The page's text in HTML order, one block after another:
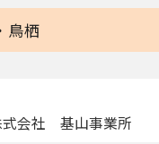
鳥栖
式会社 基山事業所